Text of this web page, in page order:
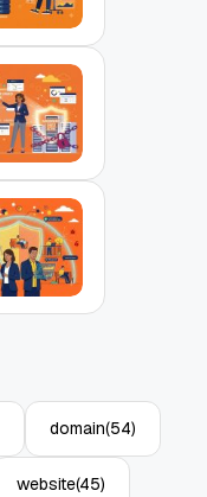
domain(54)
website(45)